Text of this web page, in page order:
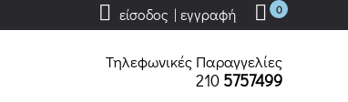
0
είσοδος | εγγραφή
Τηλεφωνικές Παραγγελίες
210 5757499